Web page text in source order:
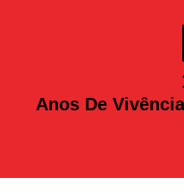
Anos De